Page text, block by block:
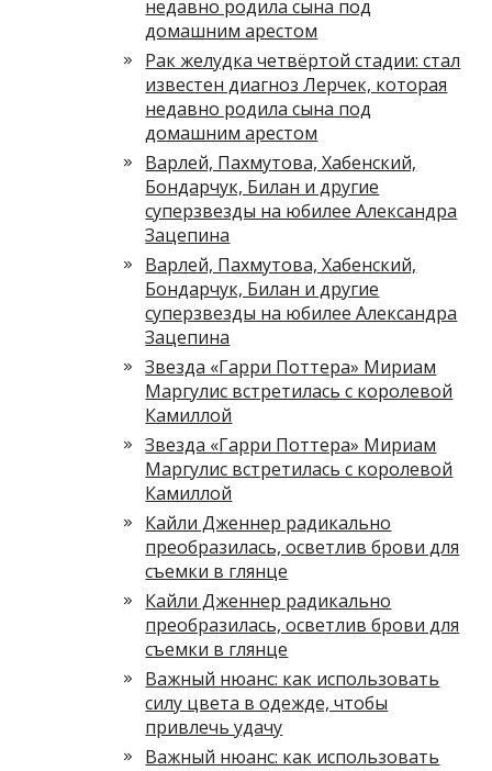
недавно родила сына под
домашним арестом
Рак желудка четвёртой стадии: стал
известен диагноз Лерчек, которая
недавно родила сына под
домашним арестом
Варлей, Пахмутова, Хабенский,
Бондарчук, Билан и другие
суперзвезды на юбилее Александра
Зацепина
Варлей, Пахмутова, Хабенский,
Бондарчук, Билан и другие
суперзвезды на юбилее Александра
Зацепина
Звезда «Гарри Поттера» Мириам
Маргулис встретилась с королевой
Камиллой
Звезда «Гарри Поттера» Мириам
Маргулис встретилась с королевой
Камиллой
Кайли Дженнер радикально
преобразилась, осветлив брови для
съемки в глянце
Кайли Дженнер радикально
преобразилась, осветлив брови для
съемки в глянце
Важный нюанс: как использовать
силу цвета в одежде, чтобы
привлечь удачу
Важный нюанс: как использовать